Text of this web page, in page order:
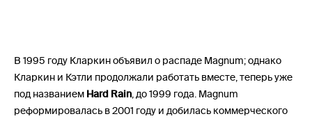
В 1995 году Кларкин объявил о распаде Magnum; однако
Кларкин и Кэтли продолжали работать вместе, теперь уже
под названием Hard Rain, до 1999 года. Magnum
реформировалась в 2001 году и добилась коммерческого